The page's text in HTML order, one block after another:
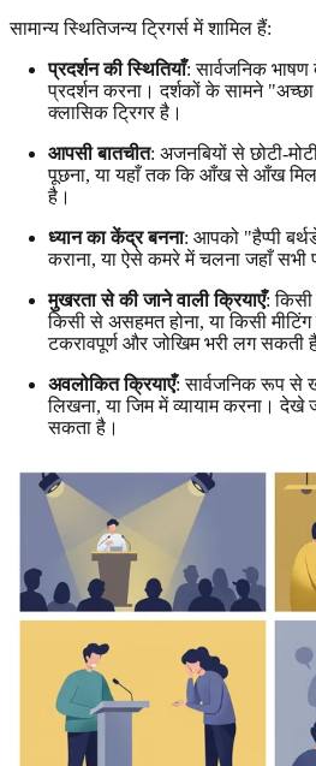
सामान्य स्थितिजन्य ट्रिगर्स में शामिल हैं:
प्रदर्शन की स्थितियाँ: सार्वजनिक
प्रदर्शन करना। दर्शकों के सामने
क्लासिक ट्रिगर है।
आपसी बातचीत: अजनबियों से छोटी-
पूछना, या यहाँ तक कि आँख से आँख
है।
ध्यान का केंद्र बनना: आपको "हैप्पी
कराना, या ऐसे कमरे में चलना जहाँ सभी
मुखरता से की जाने वाली क्रियाएँ:
किसी से असहमत होना, या किसी
टकरावपूर्ण और जोखिम भरी लग सकती
अवलोकित क्रियाएँ: सार्वजनिक रूप से
लिखना, या जिम में व्यायाम करना।
सकता है।